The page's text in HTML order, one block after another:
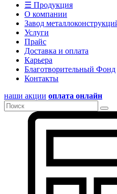
☰ Продукция
О компании
Завод
Услуги
Прайс
Доставка и оплата
Карьера
Благотворительный Фонд
Контакты
наши акции оплата онлайн